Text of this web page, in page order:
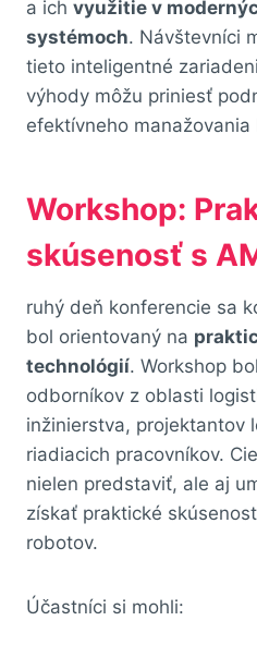
a ich využitie v
systémoch. Návštevníci
tieto inteligentné
výhody môžu priniesť
efektívneho manažovania
Workshop:
skúsenosť s
ruhý deň konferencie sa
bol orientovaný na
technológií. Workshop
odborníkov z oblasti
inžinierstva, projektantov
riadiacich pracovníkov.
nielen predstaviť, ale aj
získať praktické
robotov.
Účastníci si mohli: